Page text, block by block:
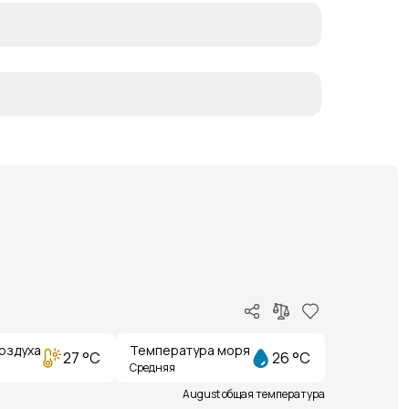
27 °C Температура моря
Средняя 26 °C
August общая температура